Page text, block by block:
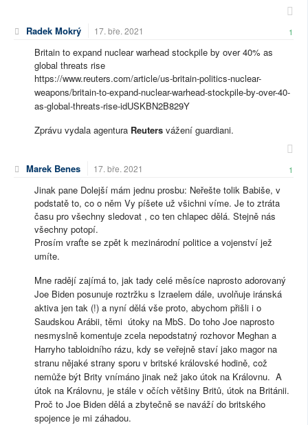
Radek Mokrý 17. bře. 2021 1
Britain to expand nuclear warhead stockpile by over 40% as
global threats rise
https://www.reuters.com/article/us-britain-politics-nuclear-
weapons/britain-to-expand-nuclear-warhead-stockpile-by-over-40-
as-global-threats-rise-idUSKBN2B829Y
Zprávu vydala agentura Reuters vážení guardiani.
Marek Benes 17. bře. 2021 1
Jinak pane Dolejší mám jednu prosbu: Neřešte tolik Babiše, v
podstatě to, co o něm Vy píšete už všichni víme. Je to ztráta
času pro všechny sledovat , co ten chlapec dělá. Stejně nás
všechny potopí.
Prosím vraťte se zpět k mezinárodní politice a vojenství jež
umíte.
Mne radějí zajímá to, jak tady celé měsíce naprosto adorovaný
Joe Biden posunuje roztržku s Izraelem dále, uvolňuje iránská
aktiva jen tak (!) a nyní dělá vše proto, abychom přišli i o
Saudskou Arábii, těmi útoky na MbS. Do toho Joe naprosto
nesmyslně komentuje zcela nepodstatný rozhovor Meghan a
Harryho tabloidního rázu, kdy se veřejně staví jako magor na
stranu nějaké strany sporu v britské královské hodině, což
nemůže být Brity vnímáno jinak než jako útok na Královnu. A
útok na Královnu, je stále v očích většiny Britů, útok na Británii.
Proč to Joe Biden dělá a zbytečně se naváží do britského
spojence je mi záhadou.